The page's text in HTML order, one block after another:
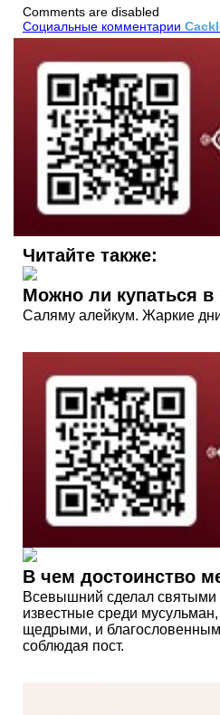
Comments are disabled
Социальные комментарии Cackl
Читайте также:
Можно ли купаться
Саляму алейкум. Жаркие
В чем достоинство
Всевышний сделал
известные среди
щедрыми, и
соблюдая пост.